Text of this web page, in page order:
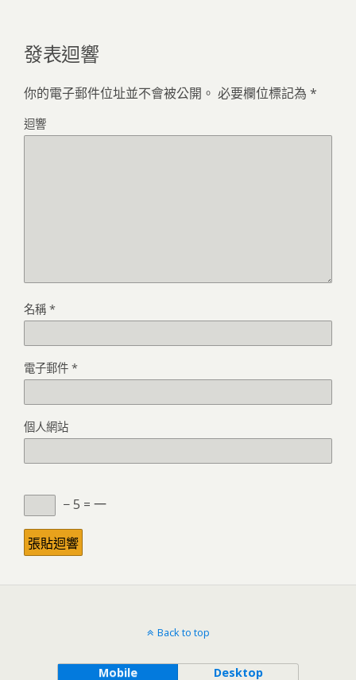
發表迴響
你的電子郵件位址並不會被公開。 必要欄位標記為 *
迴響
名稱 *
電子郵件 *
個人網站
− 5 = 一
Back to top
Mobile Desktop